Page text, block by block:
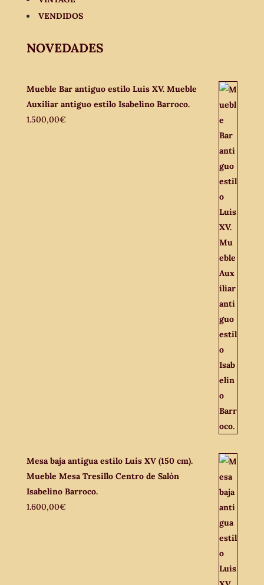
VENDIDOS
NOVEDADES
Mueble Bar antiguo estilo Luis XV. Mueble
Auxiliar antiguo estilo Isabelino Barroco.
1.500,00€
Mesa baja antigua estilo Luis XV (150 cm).
Mueble Mesa Tresillo Centro de Salón
Isabelino Barroco.
1.600,00€